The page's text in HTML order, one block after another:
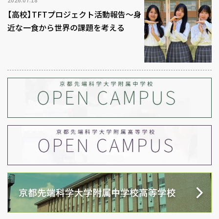
【高校】TFTプロジェクト活動報告～身
近な一食から世界の課題を考える